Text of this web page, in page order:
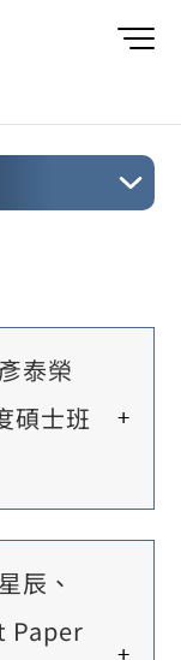
泰榮
碩士班
辰、
Paper